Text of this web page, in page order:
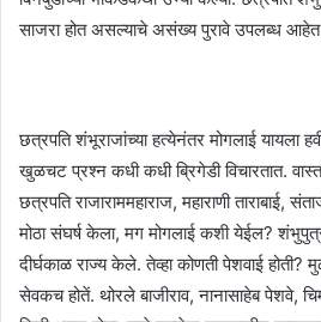
साजरा होत असल्याचे असंख्य पुरावे उपलब्ध
छत्रपति शंभूराजांच्या हत्येनंतर मोगलाई यायला
खुळचट प्रश्न कधी कधी ब्रिगेडी विचारतात.
छत्रपति राजाराममहाराज, महाराणी ताराबाई,
मोठा संघर्ष केला, मग मोगलाई कशी येईल? शंभुपुत्र
दीर्घकाळ राज्य केले. तेव्हा कोणती पेशवाई
सेवकच होतें. थोरले बाजीराव, नानासाहेब पेशवे,